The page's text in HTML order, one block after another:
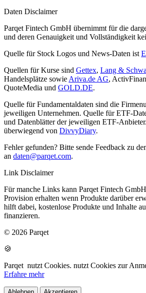
Daten Disclaimer
Parqet Fintech GmbH übernimmt für die
und deren Genauigkeit und Vollständigkeit
Quelle für Stock Logos und News-Daten ist
Quellen für Kurse sind Gettex, Lang &
Handelsplätze sowie Ariva.de AG,
QuoteMedia und GOLD.DE.
Quelle für Fundamentaldaten sind die
jeweiligen Unternehmen. Quelle für ETF-
und Datenblätter der jeweiligen ETF-
überwiegend von DivvyDiary.
Fehler gefunden? Bitte sende Feedback zu
an daten@parqet.com.
Link Disclaimer
Für manche Links kann Parqet Fintech
Provision erhalten wenn Produkte darüber
hilft dabei, kostenlose Produkte und Inhalte
finanzieren.
© 2026 Parqet
🍪
Parqet nutzt Cookies. nutzt Cookies zur
Erfahre mehr